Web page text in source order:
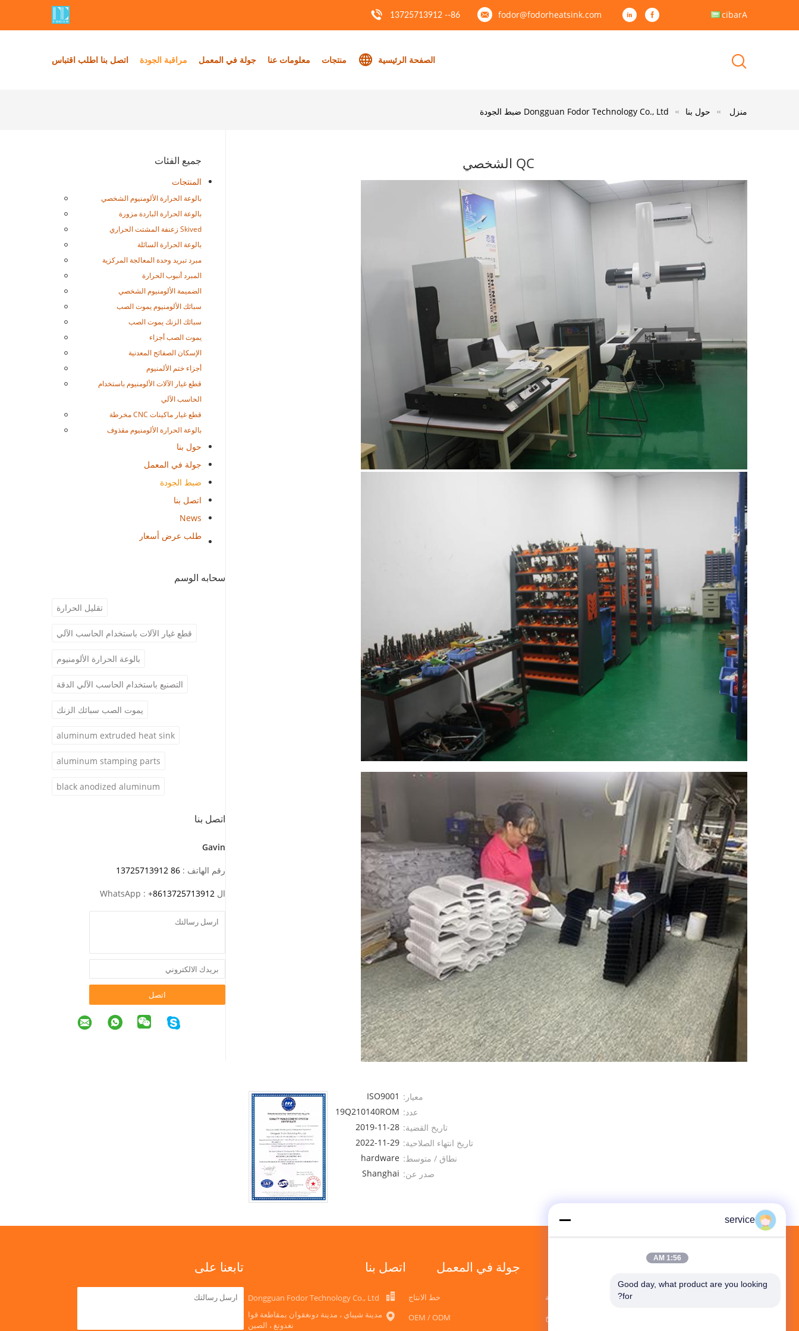
fodor@fodorheatsink.com
86-- 13725713912 Arabic
الصفحة الرئيسية منتجات معلومات عنا جولة في المعمل مراقبة الجودة اتصل بنا اطلب اقتباس
منزل حول بنا Dongguan Fodor Technology Co., Ltd ضبط الجودة
جميع الفئات
المنتجات
بالوعة الحرارة الألومنيوم الشخصي
بالوعة الحرارة الباردة مزورة
Skived زعنفة المشتت الحراري
بالوعة الحرارة السائلة
مبرد تبريد وحدة المعالجة المركزية
المبرد أنبوب الحرارة
الضميمة الألومنيوم الشخصي
سبائك الألومنيوم يموت الصب
سبائك الزنك يموت الصب
يموت الصب أجزاء
الإسكان الصفائح المعدنية
أجزاء ختم الألمنيوم
قطع غيار الآلات الألومنيوم باستخدام
الحاسب الآلي
قطع غيار ماكينات CNC مخرطة
بالوعة الحرارة الألومنيوم مقذوف
حول بنا
جولة في المعمل
ضبط الجودة
اتصل بنا
News
طلب عرض أسعار
سحابه الوسم
تقليل الحرارة
قطع غيار الآلات باستخدام الحاسب الآلي
بالوعة الحرارة الألومنيوم
التصنيع باستخدام الحاسب الآلي الدقة
يموت الصب سبائك الزنك
aluminum extruded heat sink
aluminum stamping parts
black anodized aluminum
اتصل بنا
Gavin
رقم الهاتف : 86 13725713912
ال WhatsApp : +8613725713912
اتصل
QC الشخصي
معيار: ISO9001
عدد: SW19Q210140ROM
تاريخ القضية: 2019-11-28
تاريخ انتهاء الصلاحية: 2022-11-29
نطاق / متوسط: hardware
صدر عن: Shanghai
مقدمة
تاريخ
جولة في المعمل
خط الانتاج
OEM / ODM
اتصل بنا
Dongguan Fodor Technology Co., Ltd
مدينة شيباي ، مدينة دونغقوان بمقاطعة قوا
نغدونغ ، الصين
تابعنا على
service
1:56 AM
Good day, what product are you looking
for?